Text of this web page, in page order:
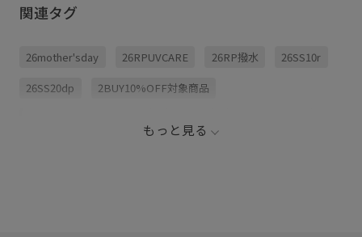
関連タグ
26mother'sday 26RPUVCARE 26RP撥水 26SS10r
26SS20dp 2BUY10%OFF対象商品
もっと見る